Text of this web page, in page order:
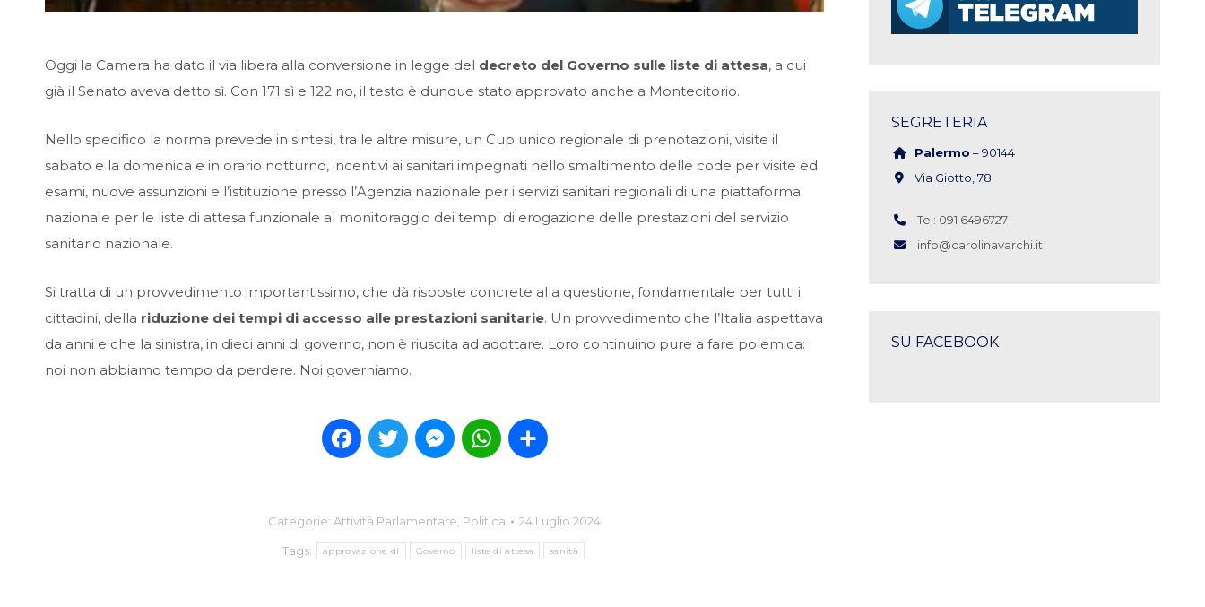
Oggi la Camera ha dato il via libera alla conversione in legge del decreto del Governo sulle liste di attesa, a cui
già il Senato aveva detto sì. Con 171 sì e 122 no, il testo è dunque stato approvato anche a Montecitorio.
Nello specifico la norma prevede in sintesi, tra le altre misure, un Cup unico regionale di prenotazioni, visite il
sabato e la domenica e in orario notturno, incentivi ai sanitari impegnati nello smaltimento delle code per visite ed
esami, nuove assunzioni e l’istituzione presso l’Agenzia nazionale per i servizi sanitari regionali di una piattaforma
nazionale per le liste di attesa funzionale al monitoraggio dei tempi di erogazione delle prestazioni del servizio
sanitario nazionale.
Si tratta di un provvedimento importantissimo, che dà risposte concrete alla questione, fondamentale per tutti i
cittadini, della riduzione dei tempi di accesso alle prestazioni sanitarie. Un provvedimento che l’Italia aspettava
da anni e che la sinistra, in dieci anni di governo, non è riuscita ad adottare. Loro continuino pure a fare polemica:
noi non abbiamo tempo da perdere. Noi governiamo.
FacebookTwitterMessengerWhatsAppCondividi
Categorie: Attività Parlamentare Politica 24 Luglio 2024
Tags: approvazione dl Governo liste di attesa sanità
SEGRETERIA
Palermo – 90144
Via Giotto, 78
Tel: 091 6496727
info@carolinavarchi.it
SU FACEBOOK